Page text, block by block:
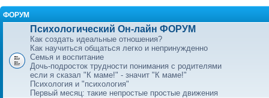
ФОРУМ
Психологический Он-лайн ФОРУМ
Как создать идеальные отношения?
Как научиться общаться легко и непринужденно
Семья и воспитание
Дочь-подросток трудности понимания с родителями
если я сказал "К маме!" - значит "К маме!"
Психология и "психология"
Первый месяц: такие непростые простые движения